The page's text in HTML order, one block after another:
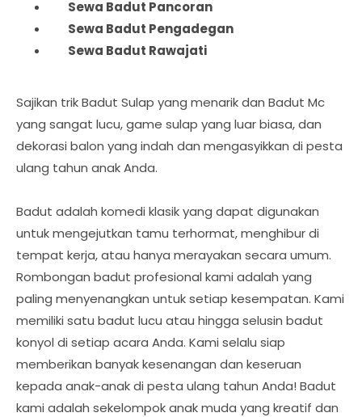
Sewa Badut Pancoran
Sewa Badut Pengadegan
Sewa Badut Rawajati
Sajikan trik Badut Sulap yang menarik dan Badut Mc
yang sangat lucu, game sulap yang luar biasa, dan
dekorasi balon yang indah dan mengasyikkan di pesta
ulang tahun anak Anda.
Badut adalah komedi klasik yang dapat digunakan
untuk mengejutkan tamu terhormat, menghibur di
tempat kerja, atau hanya merayakan secara umum.
Rombongan badut profesional kami adalah yang
paling menyenangkan untuk setiap kesempatan. Kami
memiliki satu badut lucu atau hingga selusin badut
konyol di setiap acara Anda. Kami selalu siap
memberikan banyak kesenangan dan keseruan
kepada anak-anak di pesta ulang tahun Anda! Badut
kami adalah sekelompok anak muda yang kreatif dan